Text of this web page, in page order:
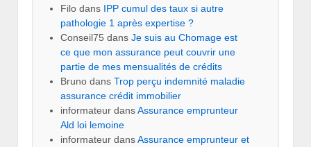
Filo dans IPP cumul des taux si autre
pathologie 1 après expertise ?
Conseil75 dans Je suis au Chomage est
ce que mon assurance peut couvrir une
partie de mes mensualités de crédits
Bruno dans Trop perçu indemnité maladie
assurance crédit immobilier
informateur dansAssurance emprunteur
Ald loi lemoine
informateur dansAssurance emprunteur et